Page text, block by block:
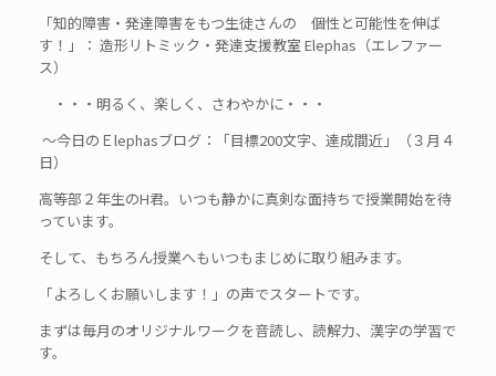
「知的障害・発達障害をもつ生徒さんの 個性と可能性を伸ば
す！」： 造形リトミック・発達支援教室 Elephas（エレファー
ス）
・・・明るく、楽しく、さわやかに・・・
～今日のＥlephasブログ：「目標200文字、達成間近」（３月４
日）
高等部２年生のH君。いつも静かに真剣な面持ちで授業開始を待
っています。
そして、もちろん授業へもいつもまじめに取り組みます。
「よろしくお願いします！」の声でスタートです。
まずは毎月のオリジナルワークを音読し、読解力、漢字の学習で
す。